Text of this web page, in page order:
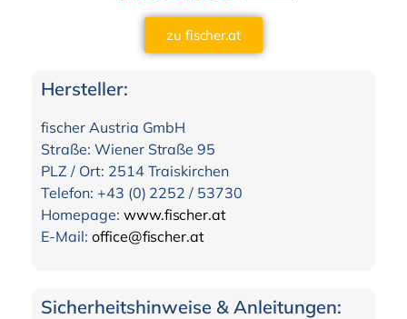
zu fischer.at
Hersteller:
fischer Austria GmbH
Straße: Wiener Straße 95
PLZ / Ort: 2514 Traiskirchen
Telefon: +43 (0) 2252 / 53730
Homepage: www.fischer.at
E-Mail: office@fischer.at
Sicherheitshinweise & Anleitungen: